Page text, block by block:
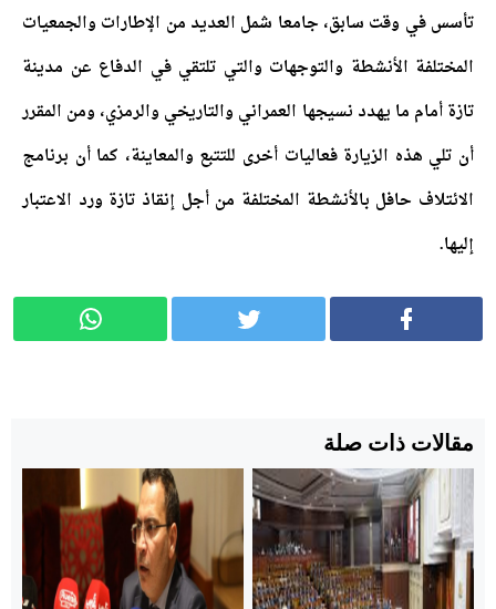
تأسس في وقت سابق، جامعا شمل العديد من الإطارات والجمعيات
المختلفة الأنشطة والتوجهات والتي تلتقي في الدفاع عن مدينة
تازة أمام ما يهدد نسيجها العمراني والتاريخي والرمزي، ومن المقرر
أن تلي هذه الزيارة فعاليات أخرى للتتبع والمعاينة، كما أن برنامج
الائتلاف حافل بالأنشطة المختلفة من أجل إنقاذ تازة ورد الاعتبار
إليها.
مقالات ذات صلة